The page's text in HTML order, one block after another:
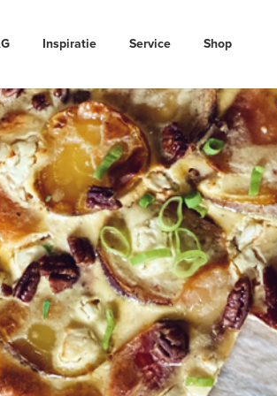
Inspiratie Service Shop
Sluiten